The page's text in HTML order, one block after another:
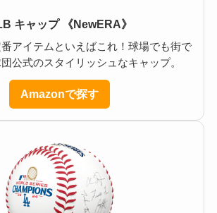
キャップ 《NewERA》
アイテムといえばこれ！球場でも街で
公式のスタイリッシュなキャップ。
Amazonで探す